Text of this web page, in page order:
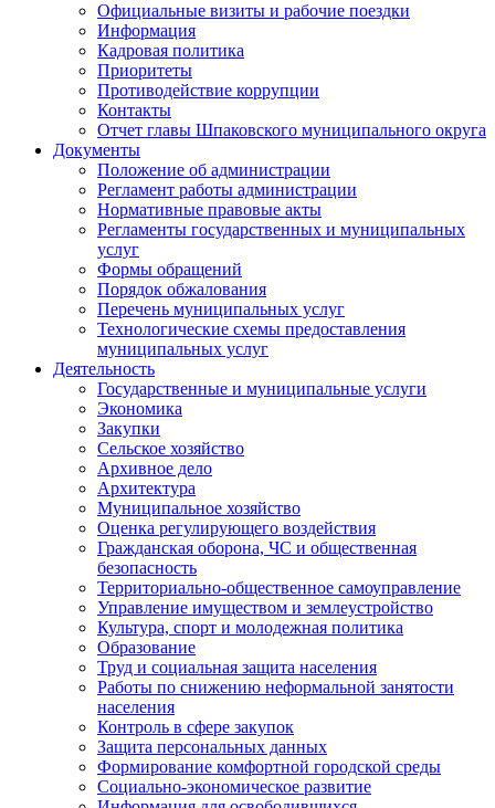
Официальные визиты и рабочие поездки
Информация
Кадровая политика
Приоритеты
Противодействие коррупции
Контакты
Отчет главы Шпаковского муниципального округа
Документы
Положение об администрации
Регламент работы администрации
Нормативные правовые акты
Регламенты государственных и муниципальных
услуг
Формы обращений
Порядок обжалования
Перечень муниципальных услуг
Технологические схемы предоставления
муниципальных услуг
Деятельность
Государственные и муниципальные услуги
Экономика
Закупки
Сельское хозяйство
Архивное дело
Архитектура
Муниципальное хозяйство
Оценка регулирующего воздействия
Гражданская оборона, ЧС и общественная
безопасность
Территориально-общественное самоуправление
Управление имуществом и землеустройство
Культура, спорт и молодежная политика
Образование
Труд и социальная защита населения
Работы по снижению неформальной занятости
населения
Контроль в сфере закупок
Защита персональных данных
Формирование комфортной городской среды
Социально-экономическое развитие